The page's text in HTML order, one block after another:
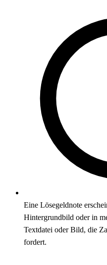
Eine Lösegeldnote
Hintergrundbild oder in
Textdatei oder Bild, die
fordert.